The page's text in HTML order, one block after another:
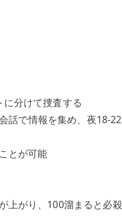
分けて捜査する
話で情報を集め、夜18-
とが可能
上がり、100溜まると必